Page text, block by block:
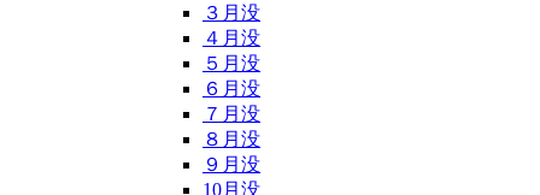
３月没
４月没
５月没
６月没
７月没
８月没
９月没
10月没